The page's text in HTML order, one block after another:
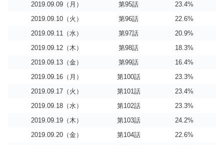
2019.09.09（月）
第95話
23.4%
2019.09.10（火）
第96話
22.6%
2019.09.11（水）
第97話
20.9%
2019.09.12（木）
第98話
18.3%
2019.09.13（金）
第99話
16.4%
2019.09.16（月）
第100話
23.3%
2019.09.17（火）
第101話
23.4%
2019.09.18（水）
第102話
23.3%
2019.09.19（木）
第103話
24.2%
2019.09.20（金）
第104話
22.6%